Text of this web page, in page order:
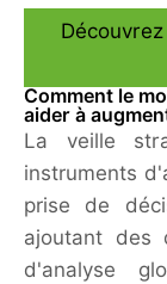
Comment le
aider à
La veille
instruments
prise de
ajoutant des
d'analyse